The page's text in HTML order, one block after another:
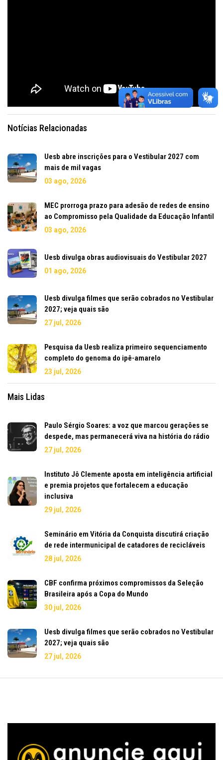
Notícias Relacionadas
Uesb abre inscrições para o Vestibular 2027 com
mais de mil vagas
03 ago, 2026
MEC prorroga prazo para adesão de redes de ensino
ao Compromisso pela Qualidade da Educação Infantil
03 ago, 2026
Uesb divulga obras audiovisuais do Vestibular 2027
01 ago, 2026
Uesb divulga filmes que serão cobrados no Vestibular
2027; veja quais são
27 jul, 2026
Pesquisa da Uesb realiza primeiro sequenciamento
completo do genoma do ipê-amarelo
23 jul, 2026
Mais Lidas
Paulo Sérgio Soares: a voz que marcou gerações se
despede, mas permanecerá viva na história do rádio
27 jul, 2026
Instituto Jô Clemente aposta em inteligência artificial
e premia projetos que fortalecem a educação
inclusiva
29 jul, 2026
Seminário em Vitória da Conquista discutirá criação
de rede intermunicipal de catadores de recicláveis
28 jul, 2026
CBF confirma próximos compromissos da Seleção
Brasileira após a Copa do Mundo
30 jul, 2026
Uesb divulga filmes que serão cobrados no Vestibular
2027; veja quais são
27 jul, 2026